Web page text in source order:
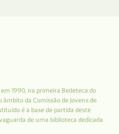
1990, na primeira Bedeteca do
âmbito da Comissão de Jovens de
é a base de partida deste
de uma biblioteca dedicada